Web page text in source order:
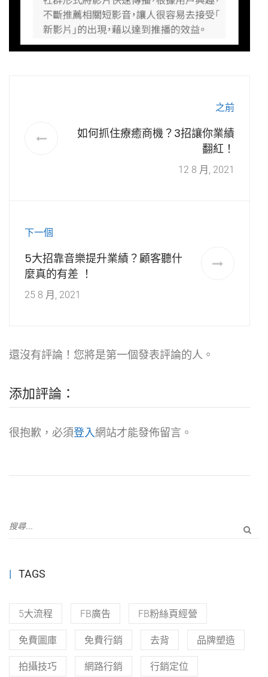
之前
如何抓住療癒商機？3招讓你業績
翻紅！
12 8 月, 2021
下一個
5大招靠音樂提升業績？顧客聽什
麼真的有差 ！
25 8 月, 2021
還沒有評論！您將是第一個發表評論的人。
添加評論：
很抱歉，必須登入網站才能發佈留言。
TAGS
5大流程 FB廣告 FB粉絲頁經營
免費圖庫 免費行銷 去背 品牌塑造
拍攝技巧 網路行銷 行銷定位